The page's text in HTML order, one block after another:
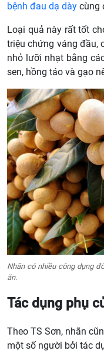
bệnh đau dạ dày cùng
Loại quả này rất tốt
triệu chứng váng đầu,
nhỏ lưỡi nhạt bằng
sen, hồng táo và gạo
Nhãn có nhiều công dụng
ăn.
Tác dụng phụ
Theo TS Sơn, nhãn
một số người bởi tác